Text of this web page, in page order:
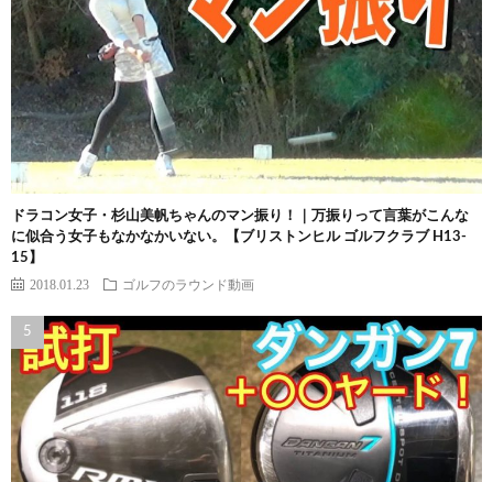
ドラコン女子・杉山美帆ちゃんのマン振り！｜万振りって言葉がこんな
に似合う女子もなかなかいない。【ブリストンヒル ゴルフクラブ H13-
15】
2018.01.23 ゴルフのラウンド動画